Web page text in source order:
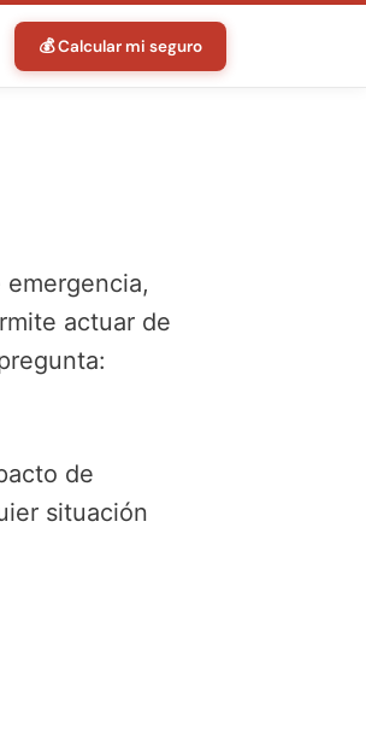
💰 Calcular mi seguro
actuar de
de
situación